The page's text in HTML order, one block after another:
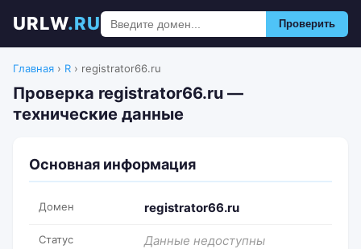
URLW.RU Проверить
Главная › R › registrator66.ru
Проверка registrator66.ru —
технические данные
Основная информация
Домен registrator66.ru
Статус Данные недоступны